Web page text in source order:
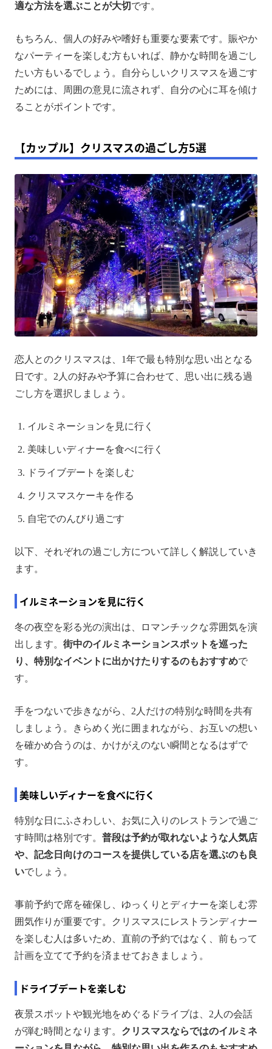
適な方法を選ぶことが大切 です。
もちろん、個人の好みや嗜好も重要な要素です。賑やか
なパーティーを楽しむ方もいれば、静かな時間を過ごし
たい方もいるでしょう。自分らしいクリスマスを過ごす
ためには、周囲の意見に流されず、自分の心に耳を傾け
ることがポイントです。
【カップル】クリスマスの過ごし方5選
恋人とのクリスマスは、1年で最も特別な思い出となる
日です。2人の好みや予算に合わせて、思い出に残る過
ごし方を選択しましょう。
イルミネーションを見に行く
美味しいディナーを食べに行く
ドライブデートを楽しむ
クリスマスケーキを作る
自宅でのんびり過ごす
以下、それぞれの過ごし方について詳しく解説していき
ます。
イルミネーションを見に行く
冬の夜空を彩る光の演出は、ロマンチックな雰囲気を演
出します。 街中のイルミネーションスポットを巡った
り、特別なイベントに出かけたりするのもおすすめで
す。
手をつないで歩きながら、2人だけの特別な時間を共有
しましょう。きらめく光に囲まれながら、お互いの想い
を確かめ合うのは、かけがえのない瞬間となるはずで
す。
美味しいディナーを食べに行く
特別な日にふさわしい、お気に入りのレストランで過ご
す時間は格別です。 普段は予約が取れないような人気店
や、記念日向けのコースを提供している店を選ぶのも良
いでしょう。
事前予約で席を確保し、ゆっくりとディナーを楽しむ雰
囲気作りが重要です。クリスマスにレストランディナー
を楽しむ人は多いため、直前の予約ではなく、前もって
計画を立てて予約を済ませておきましょう。
ドライブデートを楽しむ
夜景スポットや観光地をめぐるドライブは、2人の会話
が弾む時間となります。 クリスマスならではのイルミネ